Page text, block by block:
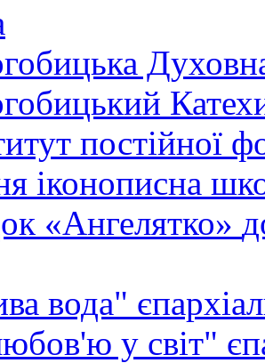
постійної
іконописна
«Ангелятко»
вода"
у світ"